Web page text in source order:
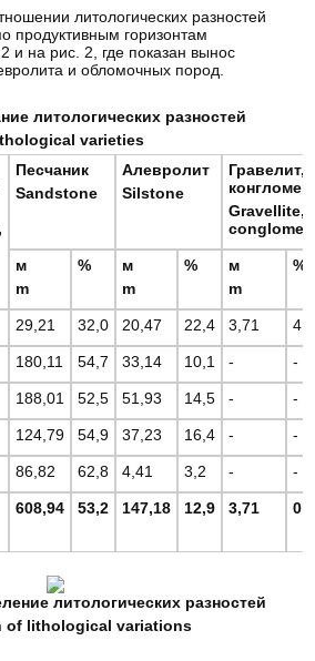
литологических разностей
продуктивным горизонтам
и на рис. 2, где показан вынос
и обломочных пород.
литологических разностей
varieties
Песчаник
Sandstone
Алевролит
Silstone
Гравелит,
Gravellite,
м
m
%
м
m
%
м
m
%
29,21 32,0 20,47 22,4 3,71 4,1
180,11 54,7 33,14 10,1 - -
188,01 52,5 51,93 14,5 - -
124,79 54,9 37,23 16,4 - -
86,82 62,8 4,41 3,2 - -
608,94 53,2 147,18 12,9 3,71 0,3
литологических разностей
of lithological variations